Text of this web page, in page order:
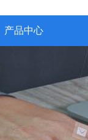
产品中心